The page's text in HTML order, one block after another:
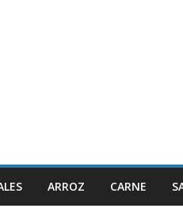
ARROZ CARNE